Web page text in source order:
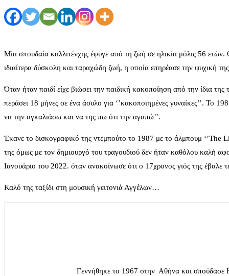
Μία σπουδαία καλλιτένχης έφυγε από τη ζωή σε ηλικία μόλις 56
ιδιαίτερα δύσκολη και ταραχώδη ζωή, η οποία επηρέασε την ψυχική
Όταν ήταν παιδί είχε βιώσει την παιδική κακοποίηση από την ίδια
περάσει 18 μήνες σε ένα άσυλο για ‘’κακοποιημένες γυναίκες’’. Το
να την αγκαλιάσω και να της πω ότι την αγαπώ’’.
Έκανε το δισκογραφικό της ντεμπούτο το 1987 με το άλμπουμ ‘’The
της όμως με τον δημιουργό του τραγουδιού δεν ήταν καθόλου καλή
Ιανουάριο του 2022. όταν ανακοίνωσε ότι ο 17χρονος γιός της έβαλε
Καλό της ταξίδι στη μουσική γειτονιά Αγγέλων…
Γεννήθηκε το 1967 στην Αθήνα και σπούδασε